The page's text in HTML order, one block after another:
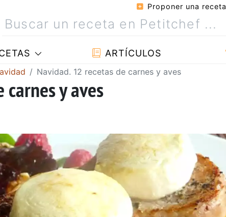
Proponer una receta
ARTÍCULOS
Navidad. 12 recetas de carnes y aves
y aves